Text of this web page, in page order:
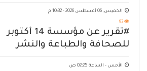
الخميس, 06 أغسطس 2026 - 10:32 م
93
#تقرير عن مؤسسة 14 أكتوبر
للصحافة والطباعة والنشر
الأمس - الساعة 02:25 ص